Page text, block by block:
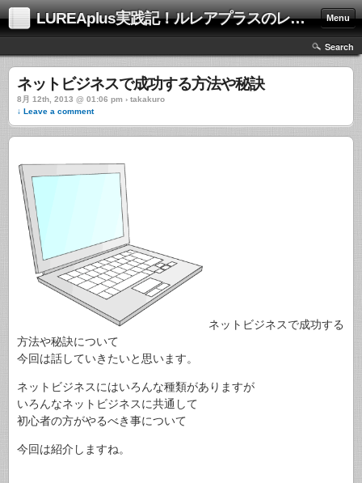
LUREAplus実践記！ルレアプラスのレビューサイト！ Menu
Search
ネットビジネスで成功する方法や秘訣
8月 12th, 2013 @ 01:06 pm › takakuro
↓ Leave a comment
ネットビジネスで成功する
方法や秘訣について
今回は話していきたいと思います。
ネットビジネスにはいろんな種類がありますが
いろんなネットビジネスに共通して
初心者の方がやるべき事について
今回は紹介しますね。